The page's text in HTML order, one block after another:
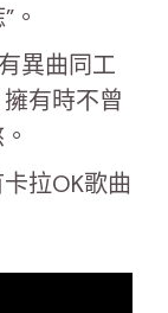
。
異曲同工
有時不曾
拉OK歌曲